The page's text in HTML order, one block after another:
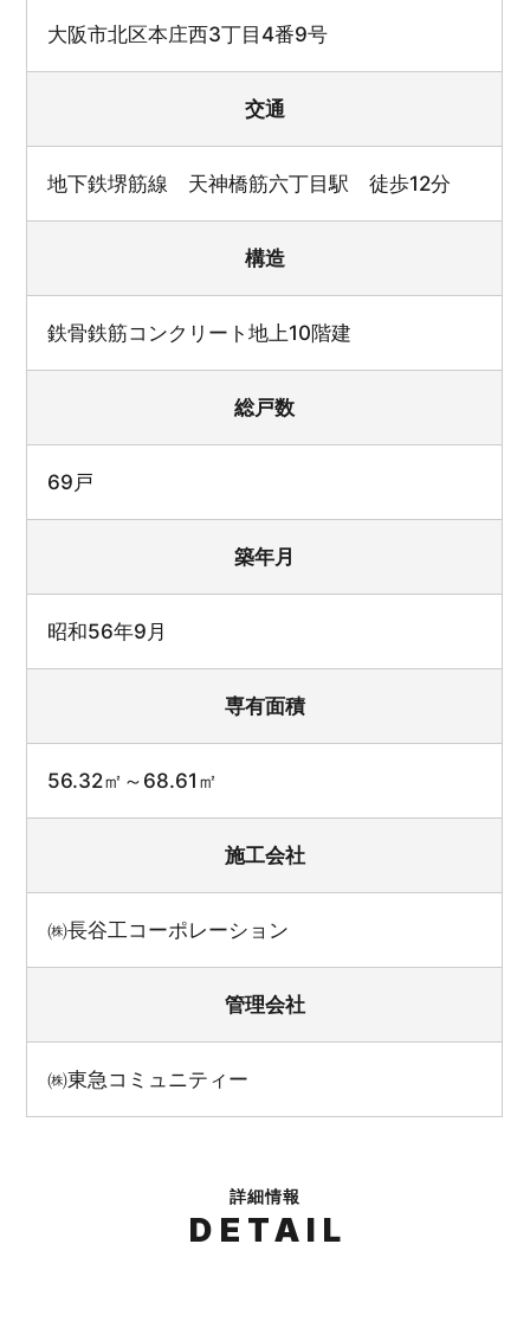
大阪市北区本庄西3丁目4番9号
交通
地下鉄堺筋線 天神橋筋六丁目駅 徒歩12分
構造
鉄骨鉄筋コンクリート地上10階建
総戸数
69戸
築年月
昭和56年9月
専有面積
56.32㎡～68.61㎡
施工会社
㈱長谷工コーポレーション
管理会社
㈱東急コミュニティー
詳細情報
DETAIL